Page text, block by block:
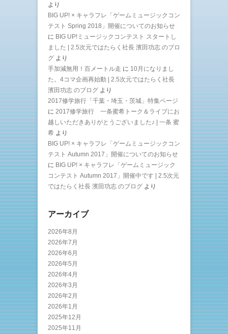
より
BIG UP! × キャラフレ「ゲームミュージックコン
テスト Spring 2018」開催についてのお知らせ
に BIG UP!ミュージックコンテスト スタートし
ました | 2.5次元ではたらく社長 濱田功志 のブロ
グ より
手加減無用！百メートル走 に 10月になりまし
た。4コマ企画再始動 | 2.5次元ではたらく社長
濱田功志 のブログ より
2017修学旅行「千葉・埼玉・茨城」特集ページ
に 2017修学旅行 一条蜜希トーク＆ライブにお
越しいただきありがとうございました♪ | 一条 蜜
希 より
BIG UP! × キャラフレ「ゲームミュージックコン
テスト Autumn 2017」開催についてのお知らせ
に BIG UP! × キャラフレ「ゲームミュージック
コンテスト Autumn 2017」開催中です | 2.5次元
ではたらく社長 濱田功志 のブログ より
アーカイブ
2026年8月
2026年7月
2026年6月
2026年5月
2026年4月
2026年3月
2026年2月
2026年1月
2025年12月
2025年11月